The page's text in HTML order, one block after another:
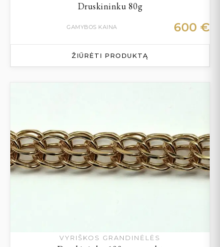
Druskininku 80g
GAMYBOS KAINA 600 €
ŽIŪRĖTI PRODUKTĄ
VYRIŠKOS GRANDINĖLĖS